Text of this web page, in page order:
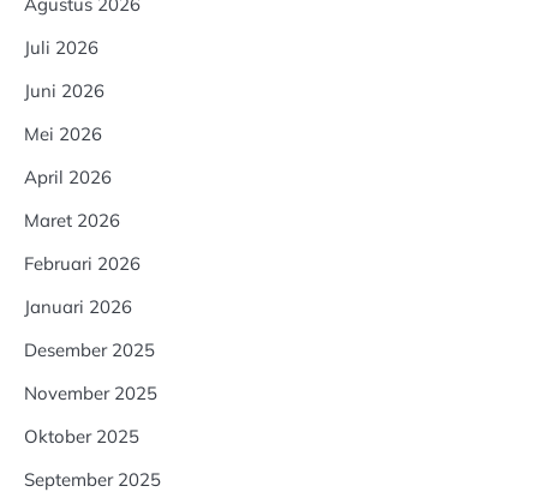
Juli 2026
Juni 2026
Mei 2026
April 2026
Maret 2026
Februari 2026
Januari 2026
Desember 2025
November 2025
Oktober 2025
September 2025